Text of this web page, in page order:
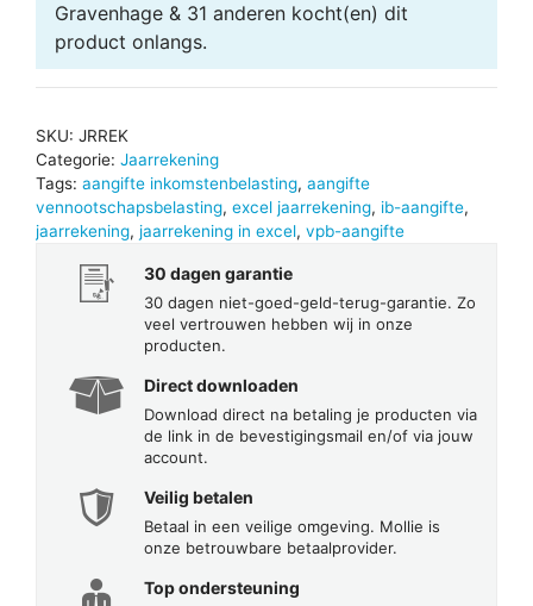
Gravenhage & 31 anderen kocht(en) dit
product onlangs.
SKU: JRREK
Categorie: Jaarrekening
Tags: aangifte inkomstenbelasting, aangifte
vennootschapsbelasting, excel jaarrekening, ib-aangifte,
jaarrekening, jaarrekening in excel, vpb-aangifte
30 dagen garantie
30 dagen niet-goed-geld-terug-garantie. Zo
veel vertrouwen hebben wij in onze
producten.
Direct downloaden
Download direct na betaling je producten via
de link in de bevestigingsmail en/of via jouw
account.
Veilig betalen
Betaal in een veilige omgeving. Mollie is
onze betrouwbare betaalprovider.
Top ondersteuning